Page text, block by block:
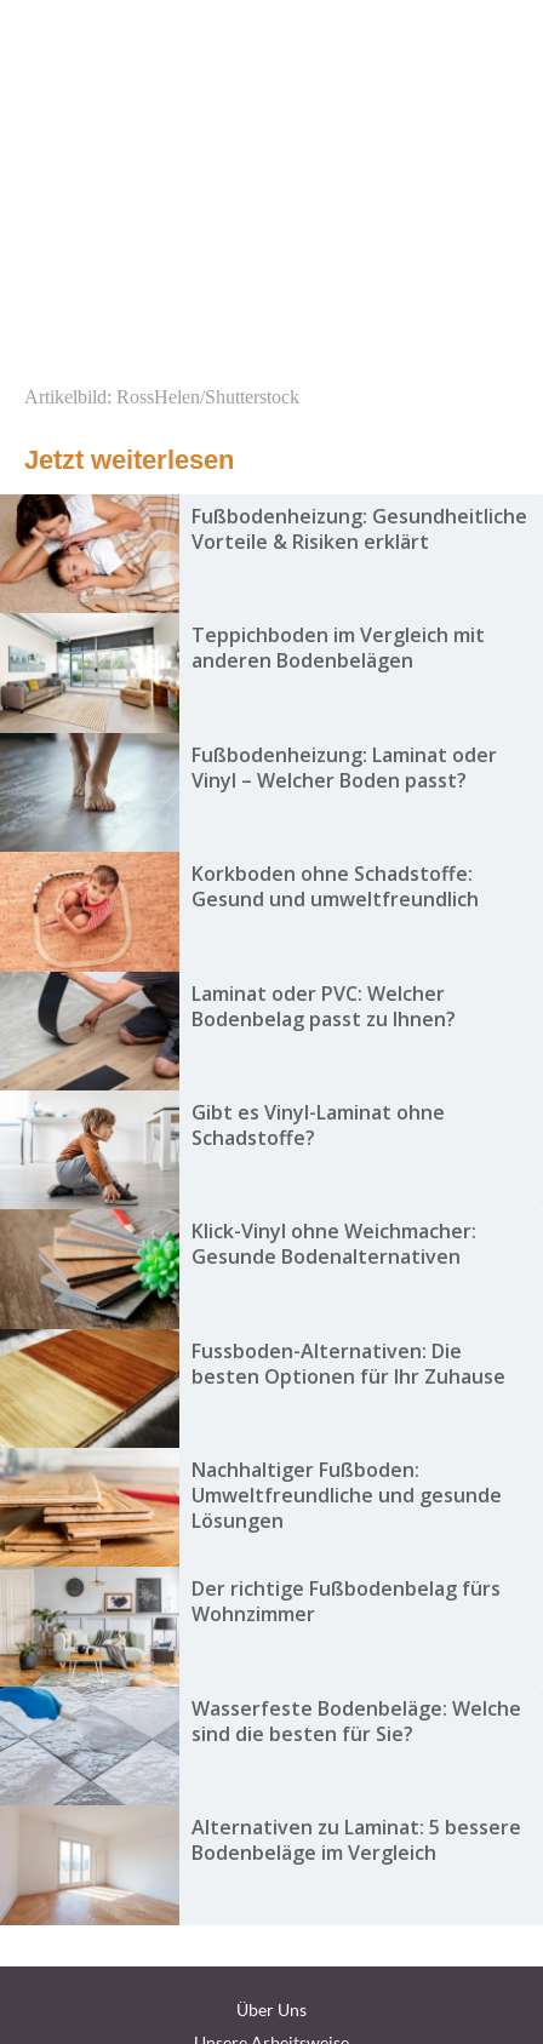
Artikelbild: RossHelen/Shutterstock
Jetzt weiterlesen
Fußbodenheizung: Gesundheitliche
Vorteile & Risiken erklärt
Teppichboden im Vergleich mit
anderen Bodenbelägen
Fußbodenheizung: Laminat oder
Vinyl – Welcher Boden passt?
Korkboden ohne Schadstoffe:
Gesund und umweltfreundlich
Laminat oder PVC: Welcher
Bodenbelag passt zu Ihnen?
Gibt es Vinyl-Laminat ohne
Schadstoffe?
Klick-Vinyl ohne Weichmacher:
Gesunde Bodenalternativen
Fussboden-Alternativen: Die
besten Optionen für Ihr Zuhause
Nachhaltiger Fußboden:
Umweltfreundliche und gesunde
Lösungen
Der richtige Fußbodenbelag fürs
Wohnzimmer
Wasserfeste Bodenbeläge: Welche
sind die besten für Sie?
Alternativen zu Laminat: 5 bessere
Bodenbeläge im Vergleich
Über Uns